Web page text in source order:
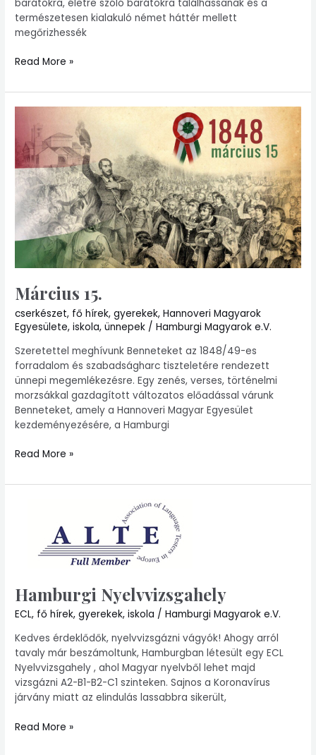
barátokra, életre szóló barátokra találhassanak és a
természetesen kialakuló német háttér mellett
megőrizhessék
Read More »
Március 15.
cserkészet, fő hírek,gyerekek,Hannoveri Magyarok
Egyesülete,iskola,ünnepek /Hamburgi Magyarok e.V.
Szeretettel meghívunk Benneteket az 1848/49-es
forradalom és szabadságharc tiszteletére rendezett
ünnepi megemlékezésre. Egy zenés, verses, történelmi
morzsákkal gazdagított változatos előadással várunk
Benneteket, amely a Hannoveri Magyar Egyesület
kezdeményezésére, a Hamburgi
Read More »
Hamburgi Nyelvvizsgahely
ECL, fő hírek,gyerekek,iskola /Hamburgi Magyarok e.V.
Kedves érdeklődők, nyelvvizsgázni vágyók! Ahogy arról
tavaly már beszámoltunk, Hamburgban létesült egy ECL
Nyelvvizsgahely , ahol Magyar nyelvből lehet majd
vizsgázni A2-B1-B2-C1 szinteken. Sajnos a Koronavírus
járvány miatt az elindulás lassabbra sikerült,
Read More »